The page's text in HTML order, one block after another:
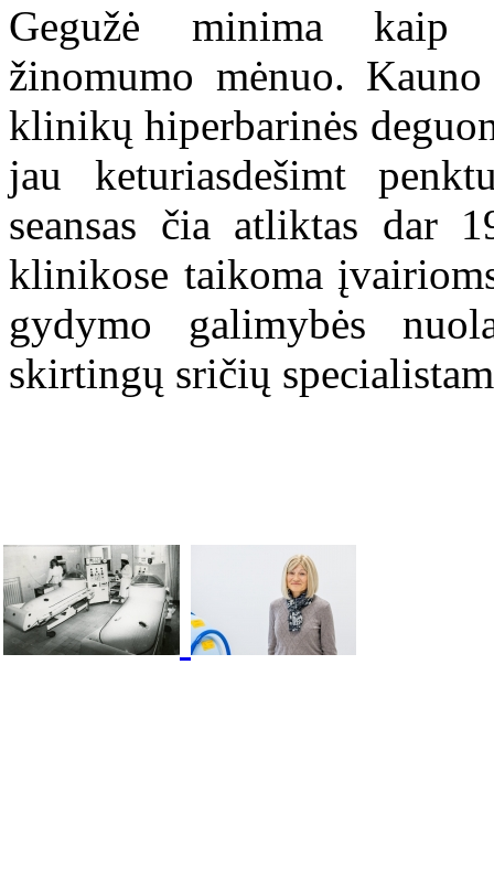
Gegužė minima kaip
žinomumo mėnuo.
klinikų hiperbarinės
jau keturiasdešimt
seansas čia atliktas dar
klinikose taikoma
gydymo galimybės
skirtingų sričių